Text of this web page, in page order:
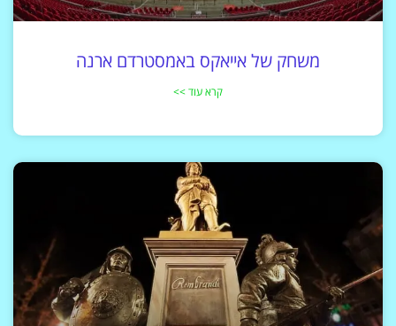
משחק של אייאקס באמסטרדם ארנה
קרא עוד >>